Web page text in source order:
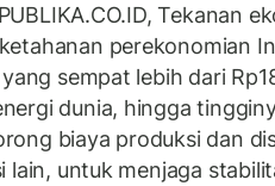
Tekanan
perekonomian
sempat lebih dari
dunia, hingga
biaya produksi dan
lain, untuk menjaga